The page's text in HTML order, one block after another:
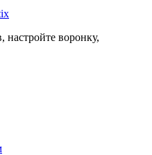
настройте воронку,